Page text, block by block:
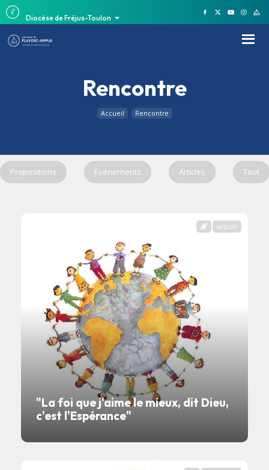
Diocèse de Fréjus-Toulon
Rencontre
Accueil Rencontre
Propositions Événements Articles Tout
"La foi que j'aime le mieux, dit Dieu,
c'est l'Espérance"
article